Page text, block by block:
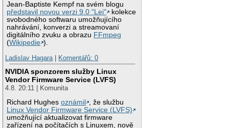
Jean-Baptiste Kempf na svém blogu
představil novou verzi 9.0 "Lei"
kolekce
svobodného softwaru umožňujícího
nahrávání, konverzi a streamovaní
digitálního zvuku a obrazu FFmpeg
(Wikipedie ).
Ladislav Hagara| Komentářů: 0
NVIDIA sponzorem služby Linux
Vendor Firmware Service (LVFS)
4.8. 20:11 | Komunita
Richard Hughesoznámil
, že službu
Linux Vendor Firmware Service (LVFS)
umožňující aktualizovat firmware
zařízení na počítačích s Linuxem, nově